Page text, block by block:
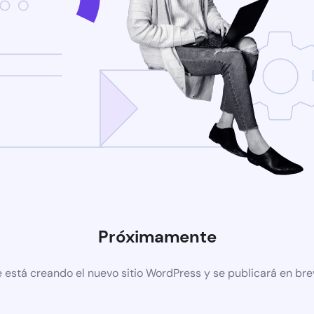
Próximamente
está creando el nuevo sitio WordPress y se publicará en